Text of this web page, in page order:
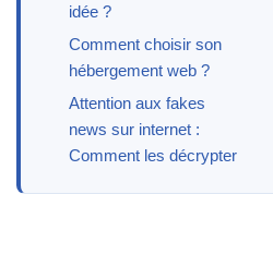
idée ?
Comment choisir son
hébergement web ?
Attention aux fakes
news sur internet :
Comment les décrypter